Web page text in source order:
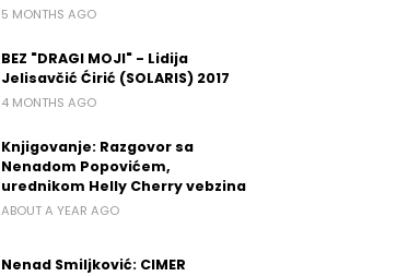
5 MONTHS AGO
BEZ "DRAGI MOJI" - Lidija
Jelisavčić Ćirić (SOLARIS) 2017
4 MONTHS AGO
Knjigovanje: Razgovor sa
Nenadom Popovićem,
urednikom Helly Cherry vebzina
ABOUT A YEAR AGO
Nenad Smiljković: CIMER